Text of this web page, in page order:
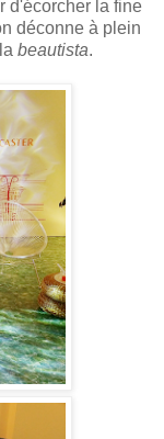
d'écorcher la fine
déconne à plein
beautista.